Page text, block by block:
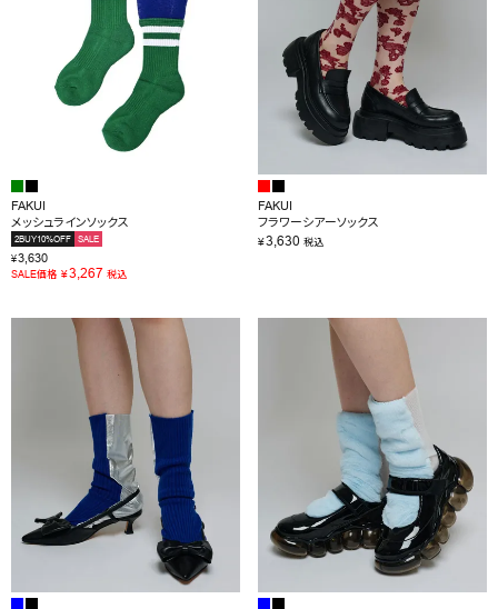
RANKING
TOPICS
JOURNAL
RECRUIT
はじめてご利用の方へ
お問い合わせ
FAKUI
メッシュラインソックス
2BUY10%OFF SALE
¥3,630
SALE価格 ¥3,267 税込
FAKUI
フラワーシアーソックス
¥3,630 税込